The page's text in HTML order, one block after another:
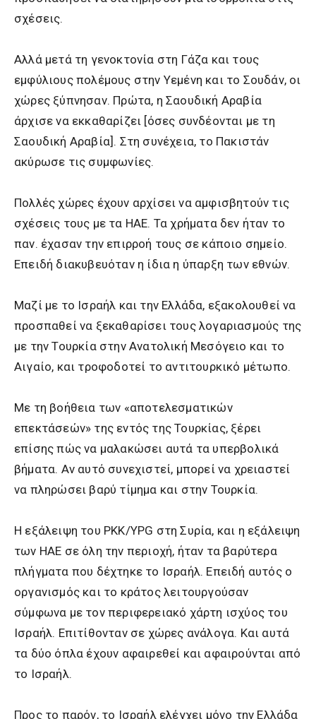
σχέσεις.
Αλλά μετά τη γενοκτονία στη Γάζα και τους
εμφύλιους πολέμους στην Υεμένη και το Σουδάν, οι
χώρες ξύπνησαν. Πρώτα, η Σαουδική Αραβία
άρχισε να εκκαθαρίζει [όσες συνδέονται με τη
Σαουδική Αραβία]. Στη συνέχεια, το Πακιστάν
ακύρωσε τις συμφωνίες.
Πολλές χώρες έχουν αρχίσει να αμφισβητούν τις
σχέσεις τους με τα ΗΑΕ. Τα χρήματα δεν ήταν το
παν. έχασαν την επιρροή τους σε κάποιο σημείο.
Επειδή διακυβευόταν η ίδια η ύπαρξη των εθνών.
Μαζί με το Ισραήλ και την Ελλάδα, εξακολουθεί να
προσπαθεί να ξεκαθαρίσει τους λογαριασμούς της
με την Τουρκία στην Ανατολική Μεσόγειο και το
Αιγαίο, και τροφοδοτεί το αντιτουρκικό μέτωπο.
Με τη βοήθεια των «αποτελεσματικών
επεκτάσεών» της εντός της Τουρκίας, ξέρει
επίσης πώς να μαλακώσει αυτά τα υπερβολικά
βήματα. Αν αυτό συνεχιστεί, μπορεί να χρειαστεί
να πληρώσει βαρύ τίμημα και στην Τουρκία.
Η εξάλειψη του PKK/YPG στη Συρία, και η εξάλειψη
των ΗΑΕ σε όλη την περιοχή, ήταν τα βαρύτερα
πλήγματα που δέχτηκε το Ισραήλ. Επειδή αυτός ο
οργανισμός και το κράτος λειτουργούσαν
σύμφωνα με τον περιφερειακό χάρτη ισχύος του
Ισραήλ. Επιτίθονταν σε χώρες ανάλογα. Και αυτά
τα δύο όπλα έχουν αφαιρεθεί και αφαιρούνται από
το Ισραήλ.
Προς το παρόν, το Ισραήλ ελέγχει μόνο την Ελλάδα